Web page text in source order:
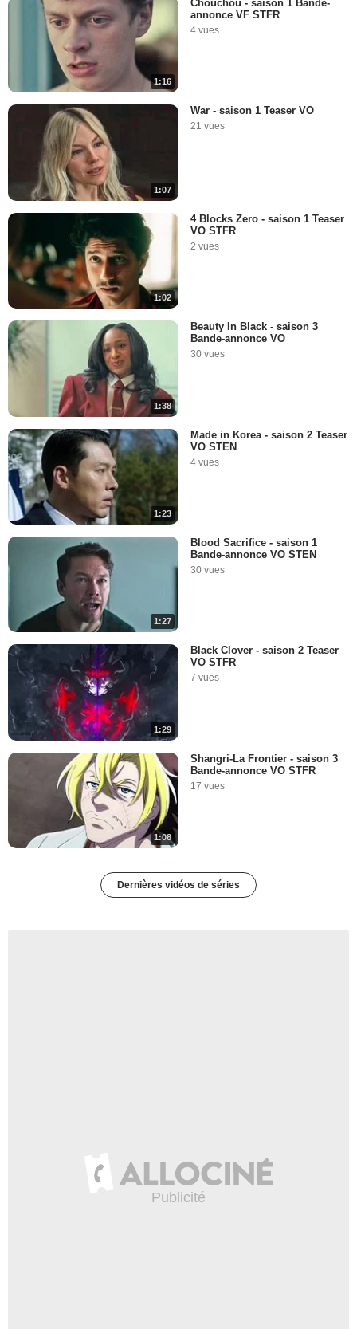
1:16
Chouchou - saison 1 Bande-
annonce VF STFR
4 vues
1:07
War - saison 1 Teaser VO
21 vues
1:02
4 Blocks Zero - saison 1 Teaser
VO STFR
2 vues
1:38
Beauty In Black - saison 3
Bande-annonce VO
30 vues
1:23
Made in Korea - saison 2 Teaser
VO STEN
4 vues
1:27
Blood Sacrifice - saison 1
Bande-annonce VO STEN
30 vues
1:29
Black Clover - saison 2 Teaser
VO STFR
7 vues
1:08
Shangri-La Frontier - saison 3
Bande-annonce VO STFR
17 vues
Dernières vidéos de séries